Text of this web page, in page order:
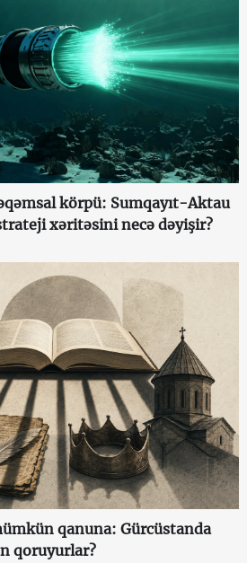
körpü: Sumqayıt-Aktau
xəritəsini necə dəyişir?
qanuna: Gürcüstanda
qoruyurlar?